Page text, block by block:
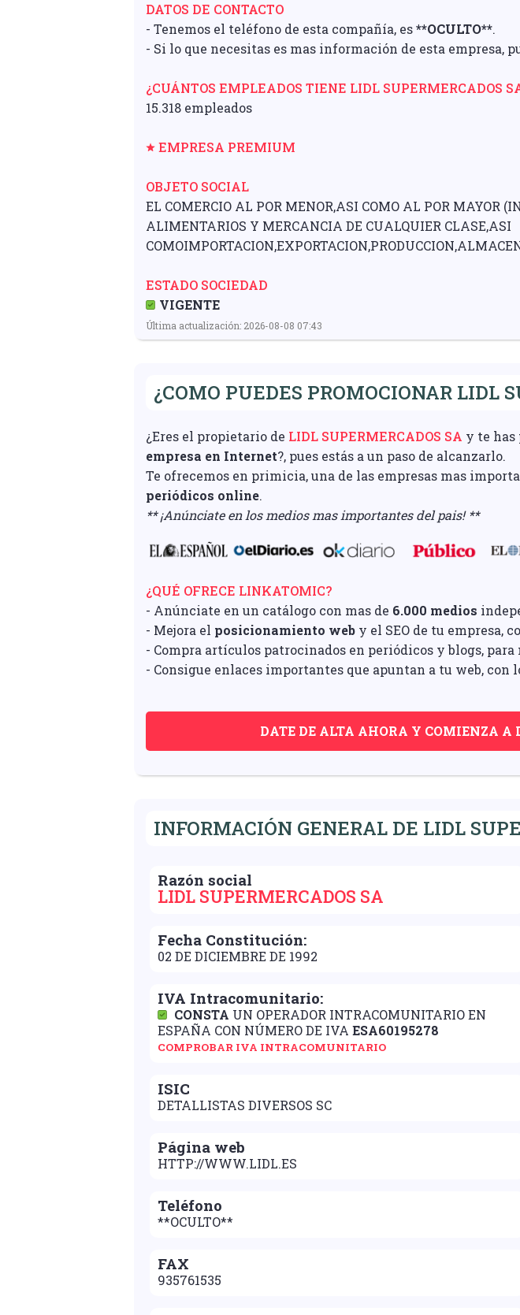
DATOS DE CONTACTO
- Tenemos el teléfono de esta compañía, es**OCULTO**.
- Si lo que necesitas es mas información de esta empresa,
¿CUÁNTOS EMPLEADOS TIENE LIDL SUPERMERCADOS
15.318 empleados
EMPRESA PREMIUM
OBJETO SOCIAL
EL COMERCIO AL POR MENOR,ASI COMO AL POR MAYOR
ALIMENTARIOS Y MERCANCIA DE CUALQUIER CLASE,ASI
ESTADO SOCIEDAD
VIGENTE
Última actualización: 2026-08-08 07:43
¿COMO PUEDES PROMOCIONAR LIDL
¿Eres el propietario de LIDL SUPERMERCADOS SA y te has
empresa en Internet?, pues estás a un paso de alcanzarlo.
Te ofrecemos en primicia, una de las empresas mas
periódicos online.
** ¡Anúnciate en los medios mas importantes del pais! **
¿QUÉ OFRECE LINKATOMIC?
- Anúnciate en un catálogo con mas de 6.000 medios
- Mejora el posicionamiento web y el SEO de tu empresa,
- Compra artículos patrocinados en periódicos y blogs,
- Consigue enlaces importantes que apuntan a tu web, con
DATE DE ALTA AHORA Y COMIENZA A
INFORMACIÓN GENERAL DE LIDL
Razón social
LIDL SUPERMERCADOS SA
Fecha Constitución:
02 DE DICIEMBRE DE 1992
IVA Intracomunitario:
CONSTA UN OPERADOR INTRACOMUNITARIO EN
ESPAÑA CON NÚMERO DE IVA ESA60195278
COMPROBAR IVA INTRACOMUNITARIO
ISIC
DETALLISTAS DIVERSOS SC
Página web
HTTP://WWW.LIDL.ES
Teléfono
**OCULTO**
FAX
935761535